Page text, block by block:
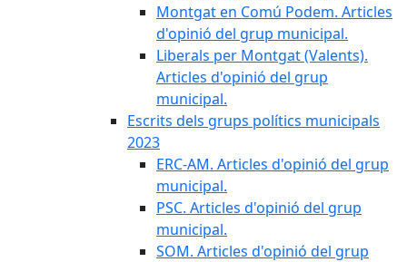
Montgat en Comú Podem. Articles
d'opinió del grup municipal.
Liberals per Montgat (Valents).
Articles d'opinió del grup
municipal.
Escrits dels grups polítics municipals
2023
ERC-AM. Articles d'opinió del grup
municipal.
PSC. Articles d'opinió del grup
municipal.
SOM. Articles d'opinió del grup